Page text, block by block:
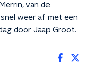
van de
weer af met een
door Jaap Groot.